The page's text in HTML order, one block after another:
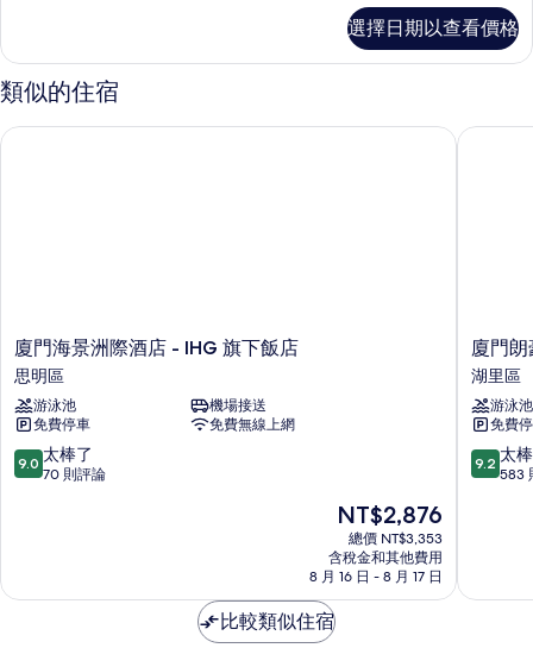
的
所
有
相
海
景
雙
房
選擇日期以查看價格
類似的住宿
廈
門
海
景
洲
際
酒
飯
廈門海景洲際酒店 - IHG 旗下飯店
思明區
游泳池
機場接送
免費停車
免費無線上網
9.0
分，
棒
9.0 太棒了
70 則評論
現
在
價
格
為
NT$2,876
總價 NT$3,353
含稅金和其他費用
8 月 16 日 - 8 月 17 日
廈門海景洲際酒店 - IHG 旗下飯店
廈
門
朗
豪
酒
店
湖
廈門
湖里區
游泳池
免費
9.2
分，
棒
9.2 太
583
廈門朗
比較類似住宿